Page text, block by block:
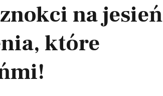
na jesień
które